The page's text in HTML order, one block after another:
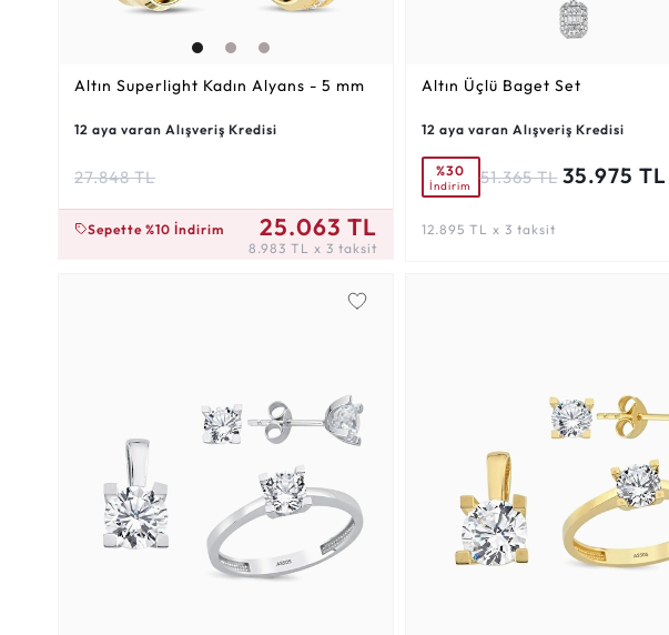
Altın Superlight Kadın Alyans - 5 mm
12 aya varan Alışveriş Kredisi
27.848 TL
Sepette %10 İndirim 25.063 TL
8.983 TL x 3 taksit
Altın Üçlü Baget Set
12 aya varan Alışveriş Kredisi
%30
İndirim 51.365 TL 35.975 TL
12.895 TL x 3 taksit